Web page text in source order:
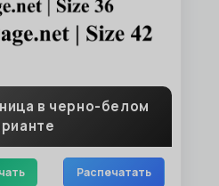
в черно-белом
Распечатать